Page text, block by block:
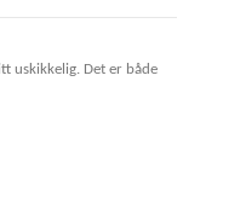
uskikkelig. Det er både